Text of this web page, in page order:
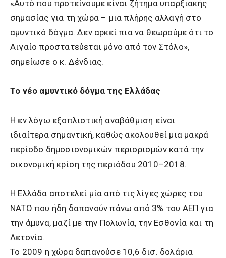
«Αυτό που προτείνουμε είναι ζήτημα υπαρξιακής
σημασίας για τη χώρα – μια πλήρης αλλαγή στο
αμυντικό δόγμα. Δεν αρκεί πια να θεωρούμε ότι το
Αιγαίο προστατεύεται μόνο από τον Στόλο»,
σημείωσε ο κ. Δένδιας.
Το νέο αμυντικό δόγμα της Ελλάδας
Η εν λόγω εξοπλιστική αναβάθμιση είναι
ιδιαίτερα σημαντική, καθώς ακολουθεί μια μακρά
περίοδο δημοσιονομικών περιορισμών κατά την
οικονομική κρίση της περιόδου 2010–2018.
Η Ελλάδα αποτελεί μία από τις λίγες χώρες του
NATO που ήδη δαπανούν πάνω από 3% του ΑΕΠ για
την άμυνα, μαζί με την Πολωνία, την Εσθονία και τη
Λετονία.
Το 2009 η χώρα δαπανούσε 10,6 δισ. δολάρια